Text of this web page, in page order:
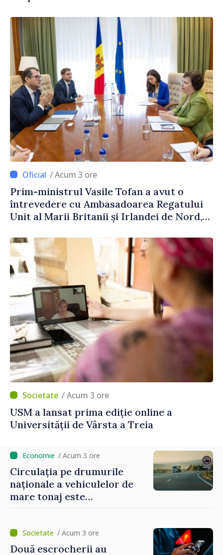
/ Acum 3 ore
Prim-ministrul Vasile Tofan a avut o
întrevedere cu Ambasadoarea Regatului
Unit al Marii Britanii și Irlandei de Nord,
/ Acum 3 ore
USM a lansat prima ediție online a
Universității de Vârsta a Treia
/ Acum 3 ore
Circulația pe drumurile
naționale a vehiculelor de
mare tonaj este
/ Acum 3 ore
Două escrocherii au